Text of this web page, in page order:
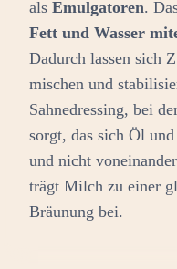
als Emulgatoren.
Fett und Wasser
Dadurch lassen sich
mischen und
Sahnedressing, bei
sorgt, das sich Öl
und nicht
trägt Milch zu einer
Bräunung bei.